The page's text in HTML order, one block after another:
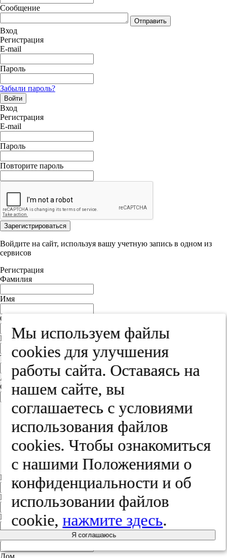
Сообщение
Отправить
Вход
Регистрация
E-mail
Пароль
Забыли пароль?
Войти
Вход
Регистрация
E-mail
Пароль
Повторите пароль
Зарегистрироваться
Войдите на сайт, используя вашу учетную запись в одном из
сервисов
Регистрация
Фамилия
Имя
Отчество
E-mail
Телефон
Адрес
Страна
Россия
Россия
Белорусь
Украина
Польша
Литва
Другая страна
Индекс
Город
Край
Дом
Мы используем файлы
cооkies для улучшения
работы сайта. Оставаясь на
нашем сайте, вы
соглашаетесь с условиями
использования файлов
cооkies. Чтобы ознакомиться
с нашими Положениями о
конфиденциальности и об
использовании файлов
cookie,нажмите здесь.
Я соглашаюсь